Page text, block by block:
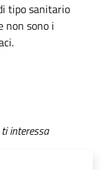
tipo sanitario
non sono i
interessa